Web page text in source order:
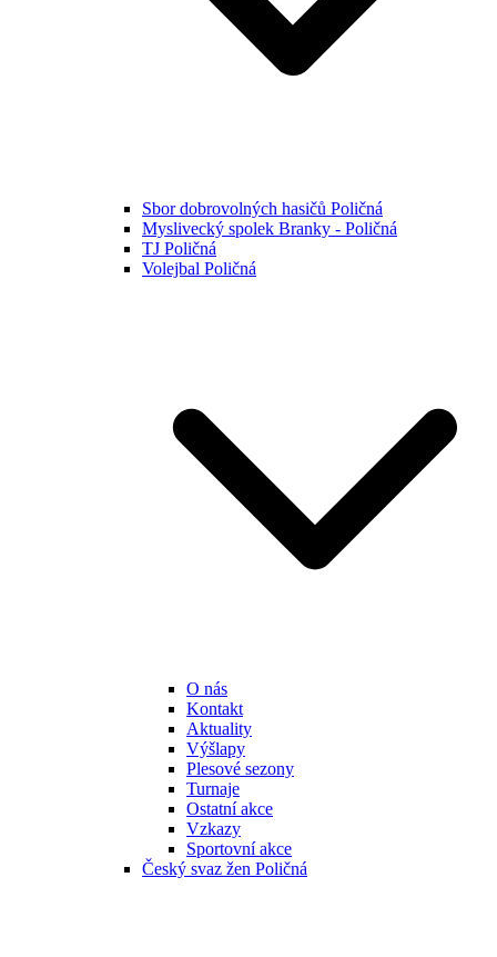
Sbor dobrovolných hasičů Poličná
Myslivecký spolek Branky - Poličná
TJ Poličná
Volejbal Poličná
O nás
Kontakt
Aktuality
Výšlapy
Plesové sezony
Turnaje
Ostatní akce
Vzkazy
Sportovní akce
Český svaz žen Poličná